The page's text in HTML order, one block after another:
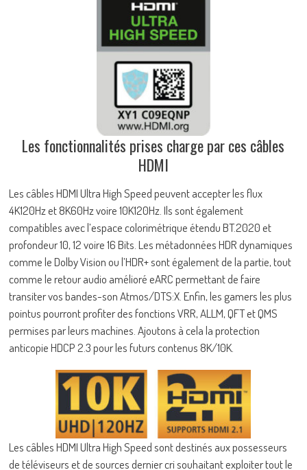
Les fonctionnalités prises charge par ces câbles
HDMI
Les câbles HDMI Ultra High Speed peuvent accepter les flux
4K120Hz et 8K60Hz voire 10K120Hz. Ils sont également
compatibles avec l’espace colorimétrique étendu BT.2020 et
profondeur 10, 12 voire 16 Bits. Les métadonnées HDR dynamiques
comme le Dolby Vision ou l’HDR+ sont également de la partie, tout
comme le retour audio amélioré eARC permettant de faire
transiter vos bandes-son Atmos/DTS:X. Enfin, les gamers les plus
pointus pourront profiter des fonctions VRR, ALLM, QFT et QMS
permises par leurs machines. Ajoutons à cela la protection
anticopie HDCP 2.3 pour les futurs contenus 8K/10K.
Les câbles HDMI Ultra High Speed sont destinés aux possesseurs
de téléviseurs et de sources dernier cri souhaitant exploiter tout le